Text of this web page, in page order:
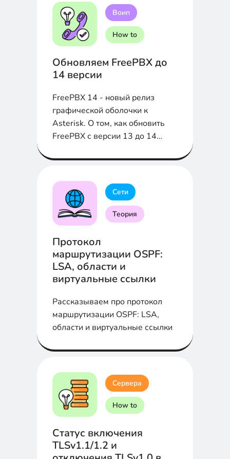
Воип
How to
Обновляем FreePBX до
14 версии
FreePBX 14 - новый релиз
графической оболочки к
Asterisk. О том, как обновить
FreePBX с версии 13 до 14
Сети
Теория
Протокол
маршрутизации OSPF:
LSA, области и
виртуальные ссылки
Рассказываем про протокол
маршрутизации OSPF: LSA,
области и виртуальные ссылки
Сервера
How to
Статус включения
TLSv1.1/1.2 и